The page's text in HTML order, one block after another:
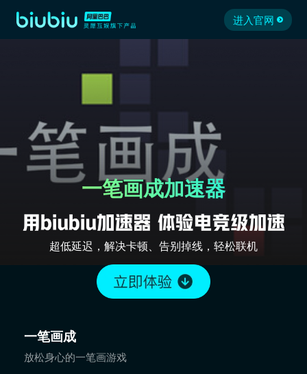
进入官网
一笔画成加速器
超低延迟，解决卡顿、告别掉线，轻松联机
一笔画成
放松身心的一笔画游戏